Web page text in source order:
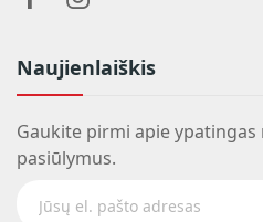
Naujienlaiškis
Gaukite pirmi apie
pasiūlymus.